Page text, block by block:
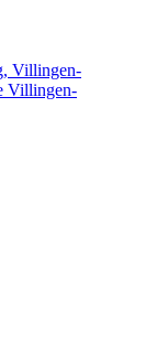
Villingen-
Villingen-